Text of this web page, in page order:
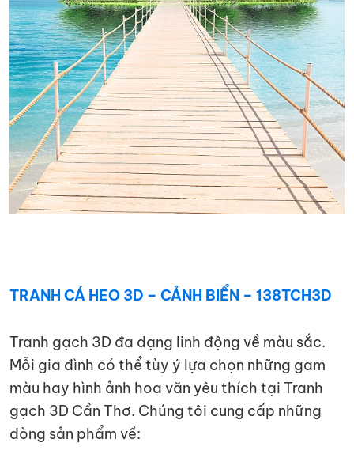
TRANH CÁ HEO 3D – CẢNH BIỂN – 138TCH3D
Tranh gạch 3D đa dạng linh động về màu sắc.
Mỗi gia đình có thể tùy ý lựa chọn những gam
màu hay hình ảnh hoa văn yêu thích tại Tranh
gạch 3D Cần Thơ. Chúng tôi cung cấp những
dòng sản phẩm về: